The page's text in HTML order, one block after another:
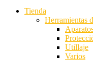
Tienda
Herramientas
Utillaje
Varios